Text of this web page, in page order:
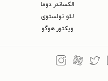
الکساندر دوما
لئو تولستوی
ویکتور هوگو